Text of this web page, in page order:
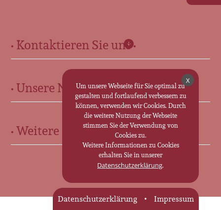
• Kontaktieren Sie uns •
Marktstr. 13 • 99885 Ohrdruf
0 36 24 - 30 70 25
Für Sie in Friedrichroda:
Marktstraße 35 • 99894 Friedrichroda
0 36 23 - 31 19 63
Zum Kontaktformular
• Unsere Neuigkeiten •
• Weitere Informationen •
Trauerkutsche im Landkreis Gotha
Bestattungen im Landkreis Gotha
Bestattungsinstitut im Landkreis Gotha
Um unsere Webseite für Sie optimal zu
gestalten und fortlaufend verbessern zu
können, verwenden wir Cookies. Durch
die weitere Nutzung der Webseite
stimmen Sie der Verwendung von
Cookies zu.
Weitere Informationen zu Cookies
erhalten Sie in unserer
Datenschutzerklärung.
X
Datenschutzerklärung Impressum